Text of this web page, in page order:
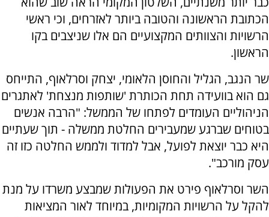
הכתובת הראשונה והטובה ביותר לאזרחים, וכי ראשי
הרשויות והצוותים המקצועיים הם אלו שניצבים בקו
הראשון.
שר הנגב, הגליל והחוסן הלאומי, יצחק וסרלאוף, התייחס
גם הוא בוועידה תחת הכותרת 'שותפות מנצחת' לאתגרים
הניהוליים העומדים לפתחו של הממשל: "הרבה אנשים
בטוחים שברגע שמעבירים החלטת ממשלה - תוך שעתיים
היא כבר יוצאת לפועל, אבל למדוד ולממש החלטה כזו זה
עסק מורכב".
השר וסרלאוף פירט את הפעולות שמבצע משרדו על מנת
להקל על הרשויות המקומיות, במיוחד לאור המציאות